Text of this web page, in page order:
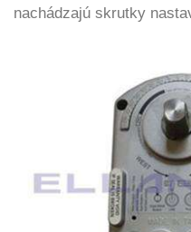
nachádzajú skrutky